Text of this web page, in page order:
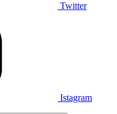
Twitter
Istagram